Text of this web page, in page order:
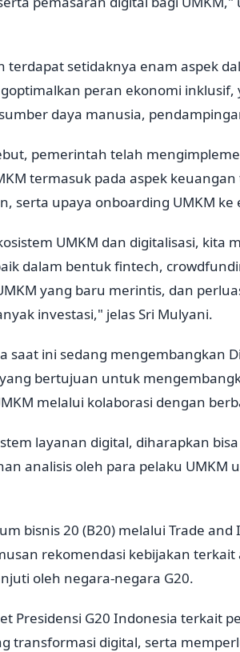
setidaknya enam aspek
peran ekonomi inklusif,
daya manusia,
pemerintah telah
termasuk pada aspek
serta upaya onboarding UMKM ke
UMKM dan digitalisasi, kita
dalam bentuk fintech,
yang baru merintis, dan
investasi," jelas Sri Mulyani.
saat ini sedang mengembangkan
bertujuan untuk
melalui kolaborasi dengan
layanan digital, diharapkan
analisis oleh para pelaku UMKM
bisnis 20 (B20) melalui Trade and
rekomendasi kebijakan terkait
oleh negara-negara G20.
Presidensi G20 Indonesia terkait
transformasi digital, serta